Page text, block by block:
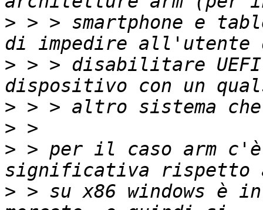
> > > smartphone e
> > > disabilitare
>
>
> > per il caso arm
> > su x86 windows è